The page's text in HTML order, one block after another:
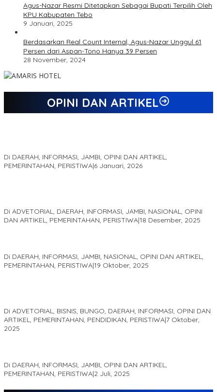
Agus-Nazar Resmi Ditetapkan Sebagai Bupati Terpilih Oleh
KPU Kabupaten Tebo
9 Januari, 2025
Berdasarkan Real Count Internal, Agus-Nazar Unggul 61
Persen dari Aspan-Tono Hanya 39 Persen
28 November, 2024
OPINI DAN ARTIKEL
Di DAERAH, INFORMASI, JAMBI, OPINI DAN ARTIKEL,
PEMERINTAHAN, PERISTIWA|6 Januari, 2026
Di ADVETORIAL, DAERAH, INFORMASI, JAMBI, NASIONAL, OPINI
DAN ARTIKEL, PEMERINTAHAN, PERISTIWA|18 Desember, 2025
Di DAERAH, INFORMASI, JAMBI, NASIONAL, OPINI DAN ARTIKEL,
PEMERINTAHAN, PERISTIWA|19 Oktober, 2025
Di ADVETORIAL, BISNIS, BUNGO, DAERAH, INFORMASI, OPINI DAN
ARTIKEL, PEMERINTAHAN, PENDIDIKAN, PERISTIWA|7 Oktober,
2025
Di DAERAH, INFORMASI, JAMBI, OPINI DAN ARTIKEL,
PEMERINTAHAN, PERISTIWA|2 Juli, 2025